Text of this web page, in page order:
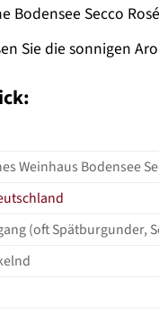
Bodensee Secco
Sie die sonnigen
Weinhaus Bodensee
(oft Spätburgunder,